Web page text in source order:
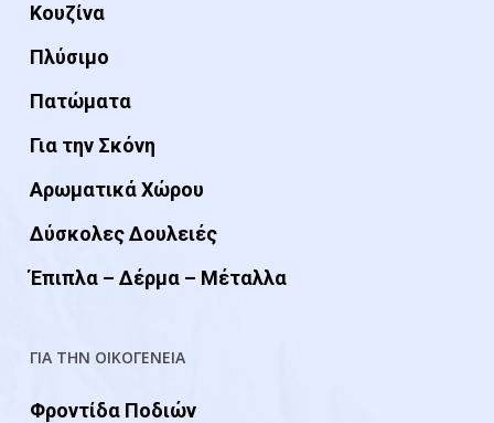
Κουζίνα
Πλύσιμο
Πατώματα
Για την Σκόνη
Αρωματικά Χώρου
Δύσκολες Δουλειές
Έπιπλα – Δέρμα – Μέταλλα
ΓΙΑ ΤΗΝ ΟΙΚΟΓΕΝΕΙΑ
Φροντίδα Ποδιών